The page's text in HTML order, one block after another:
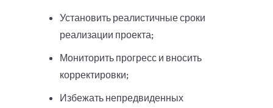
Установить реалистичные сроки
реализации проекта;
Мониторить прогресс и вносить
корректировки;
Избежать непредвиденных